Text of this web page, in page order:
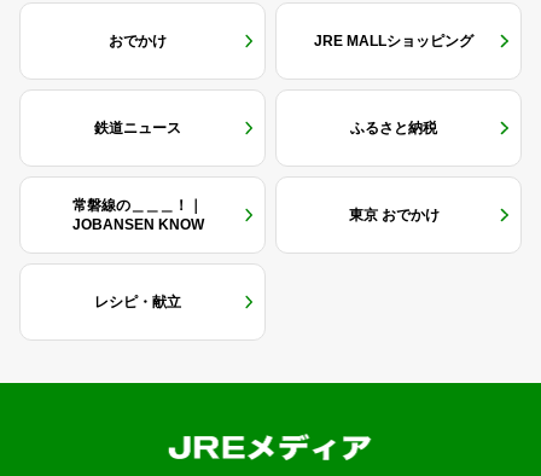
おでかけ JRE MALLショッピング
鉄道ニュース ふるさと納税
常磐線の＿＿＿！｜
JOBANSEN KNOW
東京 おでかけ
レシピ・献立